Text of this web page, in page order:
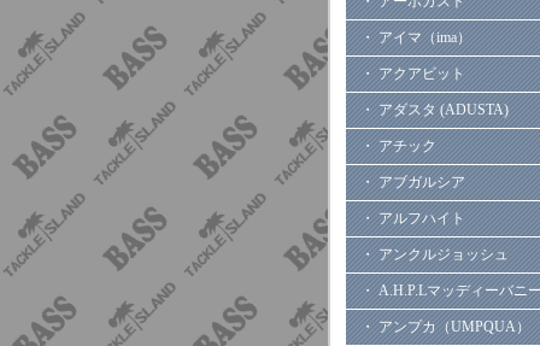
・ アイマ（ima）
・ アクアビット
・ アダスタ (ADUSTA)
・ アチック
・ アブガルシア
・ アルフハイト
・ アンクルジョッシュ
・ A.H.P.Lマッディーバニー
・ アンプカ（UMPQUA）